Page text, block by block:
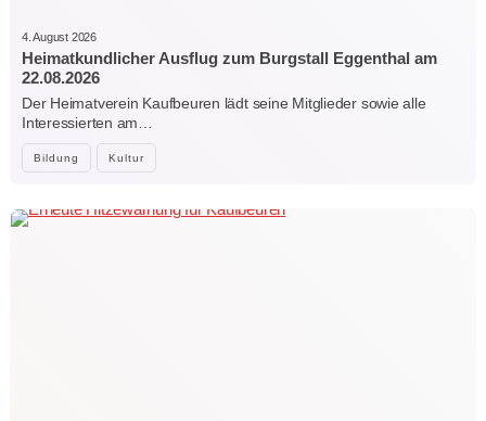
Bildung Kultur
4. August 2026
Heimatkundlicher Ausflug zum Burgstall Eggenthal am
22.08.2026
Der Heimatverein Kaufbeuren lädt seine Mitglieder sowie alle
Interessierten am…